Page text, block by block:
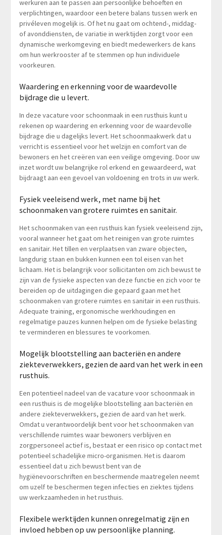
werkuren aan te passen aan persoonlijke behoeften en
verplichtingen, waardoor een betere balans tussen werk en
privéleven mogelijk is. Of het nu gaat om ochtend-, middag-
of avonddiensten, de variatie in werktijden zorgt voor een
dynamische werkomgeving en biedt medewerkers de kans
om hun werkrooster af te stemmen op hun individuele
voorkeuren.
Waardering en erkenning voor de waardevolle
bijdrage die u levert.
In deze vacature voor schoonmaak in een rusthuis kunt u
rekenen op waardering en erkenning voor de waardevolle
bijdrage die u dagelijks levert. Het schoonmaakwerk dat u
verricht is essentieel voor het welzijn en comfort van de
bewoners en het creëren van een veilige omgeving. Door uw
inzet wordt uw belangrijke rol erkend en gewaardeerd, wat
bijdraagt aan een gevoel van voldoening en trots in uw werk.
Fysiek veeleisend werk, met name bij het
schoonmaken van grotere ruimtes en sanitair.
Het schoonmaken van een rusthuis kan fysiek veeleisend zijn,
vooral wanneer het gaat om het reinigen van grote ruimtes
en sanitair. Het tillen en verplaatsen van zware objecten,
langdurig staan en bukken kunnen een tol eisen van het
lichaam. Het is belangrijk voor sollicitanten om zich bewust te
zijn van de fysieke aspecten van deze functie en zich voor te
bereiden op de uitdagingen die gepaard gaan met het
schoonmaken van grotere ruimtes en sanitair in een rusthuis.
Adequate training, ergonomische werkhoudingen en
regelmatige pauzes kunnen helpen om de fysieke belasting
te verminderen en blessures te voorkomen.
Mogelijk blootstelling aan bacteriën en andere
ziekteverwekkers, gezien de aard van het werk in een
rusthuis.
Een potentieel nadeel van de vacature voor schoonmaak in
een rusthuis is de mogelijke blootstelling aan bacteriën en
andere ziekteverwekkers, gezien de aard van het werk.
Omdat u verantwoordelijk bent voor het schoonmaken van
verschillende ruimtes waar bewoners verblijven en
zorgpersoneel actief is, bestaat er een risico op contact met
potentieel schadelijke micro-organismen. Het is daarom
essentieel dat u zich bewust bent van de
hygiënevoorschriften en beschermende maatregelen neemt
om uzelf te beschermen tegen infecties en ziektes tijdens
uw werkzaamheden in het rusthuis.
Flexibele werktijden kunnen onregelmatig zijn en
invloed hebben op uw persoonlijke planning.